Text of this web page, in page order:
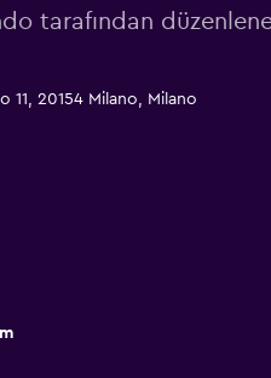
tarafından
11, 20154 Milano, Milano